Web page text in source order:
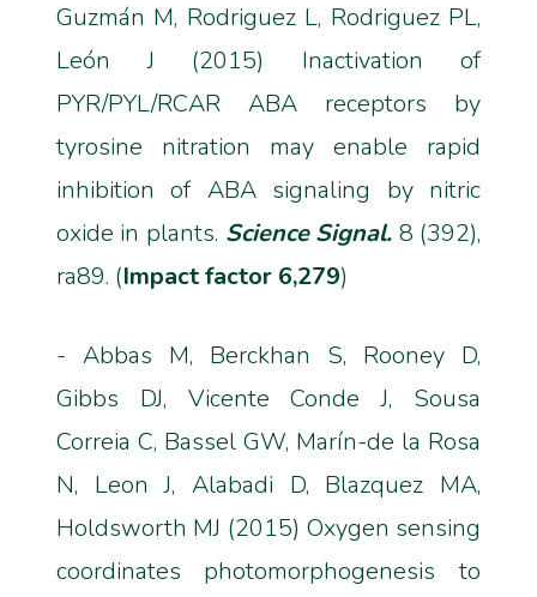
Guzmán M, Rodriguez L, Rodriguez PL,
León J (2015) Inactivation of
PYR/PYL/RCAR ABA receptors by
tyrosine nitration may enable rapid
inhibition of ABA signaling by nitric
oxide in plants. Science Signal. 8 (392),
ra89. (Impact factor 6,279)
- Abbas M, Berckhan S, Rooney D,
Gibbs DJ, Vicente Conde J, Sousa
Correia C, Bassel GW, Marín-de la Rosa
N, Leon J, Alabadi D, Blazquez MA,
Holdsworth MJ (2015) Oxygen sensing
coordinates photomorphogenesis to